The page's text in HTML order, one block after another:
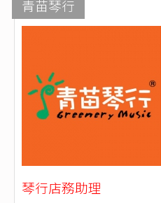
青苗琴行
琴行店務助理